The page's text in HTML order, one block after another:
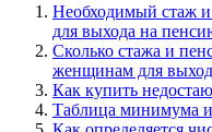
Необходимый стаж и
для выхода на
Сколько стажа и
женщинам для
Как купить
Таблица минимума